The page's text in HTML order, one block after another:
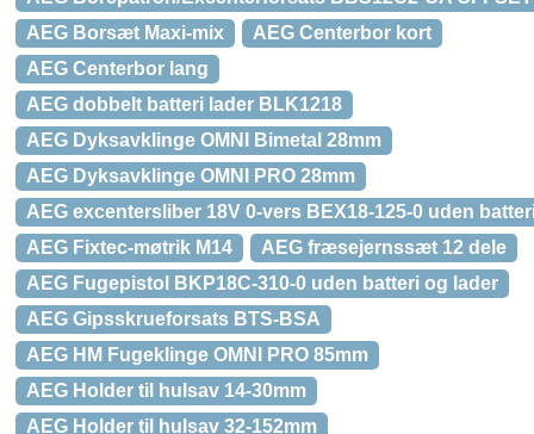
AEG Borsæt Maxi-mix
AEG Centerbor kort
AEG Centerbor lang
AEG dobbelt batteri lader BLK1218
AEG Dyksavklinge OMNI Bimetal 28mm
AEG Dyksavklinge OMNI PRO 28mm
AEG excentersliber 18V 0-vers BEX18-125-0 uden
AEG Fixtec-møtrik M14
AEG fræsejernssæt 12 dele
AEG Fugepistol BKP18C-310-0 uden batteri og lader
AEG Gipsskrueforsats BTS-BSA
AEG HM Fugeklinge OMNI PRO 85mm
AEG Holder til hulsav 14-30mm
AEG Holder til hulsav 32-152mm